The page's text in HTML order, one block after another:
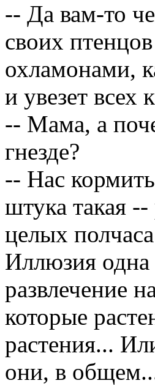
-- Да вам-то
своих
охламонами,
и увезет всех
-- Мама, а
гнезде?
-- Нас
штука такая
целых
Иллюзия одна
развлечение
которые
растения...
они, в